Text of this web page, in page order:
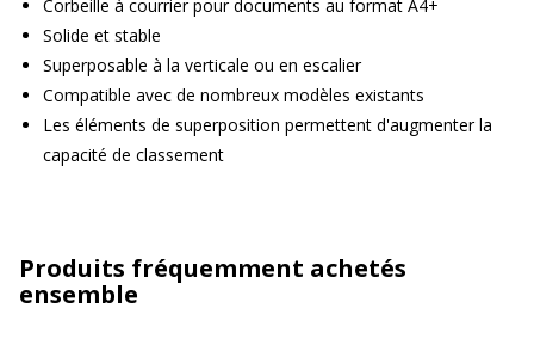
Corbeille à courrier pour documents au format A4+
Solide et stable
Superposable à la verticale ou en escalier
Compatible avec de nombreux modèles existants
Les éléments de superposition permettent d'augmenter la
capacité de classement
Produits fréquemment achetés
ensemble